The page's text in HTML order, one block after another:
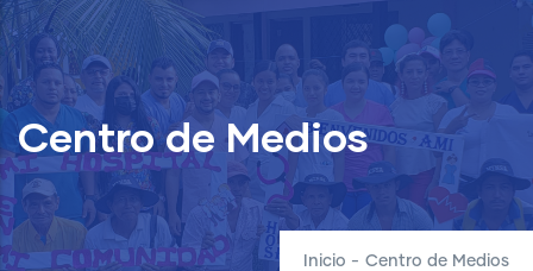
Centro de Medios
Inicio - Centro de Medios